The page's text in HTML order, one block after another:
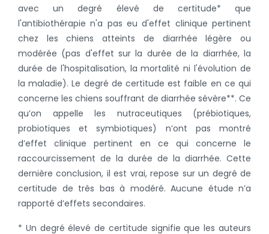
avec un degré élevé de certitude* que
l'antibiothérapie n'a pas eu d'effet clinique pertinent
chez les chiens atteints de diarrhée légère ou
modérée (pas d'effet sur la durée de la diarrhée, la
durée de l'hospitalisation, la mortalité ni l'évolution de
la maladie). Le degré de certitude est faible en ce qui
concerne les chiens souffrant de diarrhée sévère**. Ce
qu’on appelle les nutraceutiques (prébiotiques,
probiotiques et symbiotiques) n’ont pas montré
d’effet clinique pertinent en ce qui concerne le
raccourcissement de la durée de la diarrhée. Cette
dernière conclusion, il est vrai, repose sur un degré de
certitude de très bas à modéré. Aucune étude n’a
rapporté d’effets secondaires.
* Un degré élevé de certitude signifie que les auteurs